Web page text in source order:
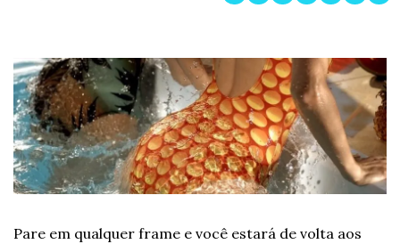
Pare em qualquer frame e você estará de volta aos